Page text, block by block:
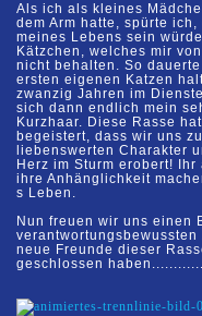
Als ich als kleines
dem Arm hatte, spürte ich,
meines Lebens sein
Kätzchen, welches mir
nicht behalten. So
ersten eigenen Katzen
zwanzig Jahren im
sich dann endlich mein
Kurzhaar. Diese Rasse
begeistert, dass wir uns
liebenswerten Charakter
Herz im Sturm erobert!
ihre Anhänglichkeit
s Leben.
Nun freuen wir uns einen
neue Freunde dieser
geschlossen